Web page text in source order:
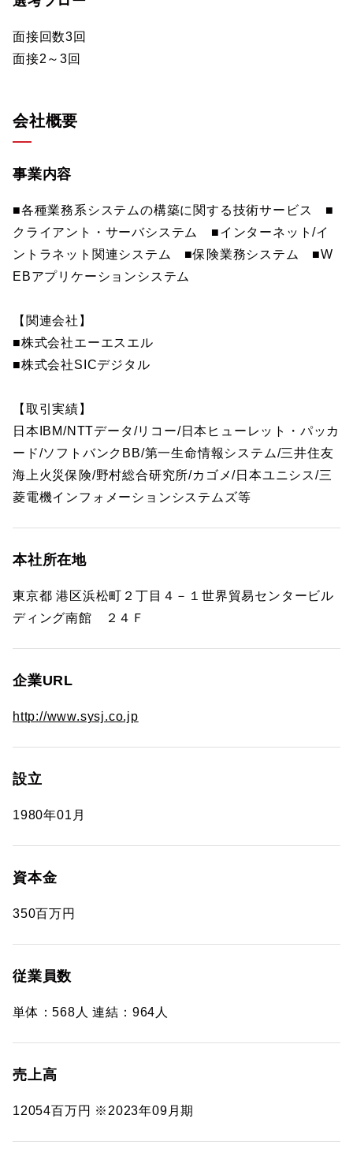
面接回数3回
面接2～3回
会社概要
事業内容
■各種業務系システムの構築に関する技術サービス ■
クライアント・サーバシステム ■インターネット/イ
ントラネット関連システム ■保険業務システム ■W
EBアプリケーションシステム
【関連会社】
■株式会社エーエスエル
■株式会社SICデジタル
【取引実績】
日本IBM/NTTデータ/リコー/日本ヒューレット・パッカ
ード/ソフトバンクBB/第一生命情報システム/三井住友
海上火災保険/野村総合研究所/カゴメ/日本ユニシス/三
菱電機インフォメーションシステムズ等
本社所在地
東京都 港区浜松町２丁目４－１世界貿易センタービル
ディング南館 ２４Ｆ
企業URL
http://www.sysj.co.jp
設立
1980年01月
資本金
350百万円
従業員数
単体：568人 連結：964人
売上高
12054百万円 ※2023年09月期